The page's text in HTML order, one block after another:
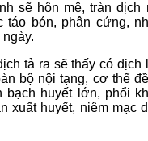
sẽ hôn mê, tràn dịch
táo bón, phân cứng,
tả ra sẽ thấy có dịch
bộ nội tạng, cơ thể
bạch huyết lớn, phổi
xuất huyết, niêm mạc